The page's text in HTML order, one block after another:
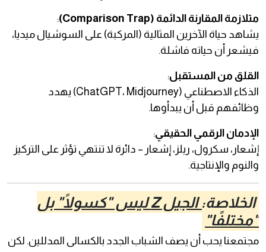
متلازمة المقارنة الدائمة (Comparison Trap)
:
يشاهد حياة الآخرين المثالية (المركبة) على السوشيال ميديا،
فيشعر أن حياته فاشلة.
القلق من المستقبل:
الذكاء الاصطناعي (ChatGPT، Midjourney) يهدد
وظائفهم قبل أن يبدأوها.
الإدمان الرقمي الحقيقي:
إشعار، سكرول، ريلز، إشعار – دائرة لا تنتهي تؤثر على التركيز
والنوم والإنتاجية.
الخلاصة: الجيل Z ليس "كسولًا" بل
"مختلفًا"
مجتمعنا يحب أن يصف الشباب الجدد بالكسالى المدللين. لكن